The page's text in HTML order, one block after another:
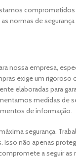
normas de
nossa empresa,
exige um
elaboradas para
medidas de
de informação.
segurança.
não apenas
a seguir